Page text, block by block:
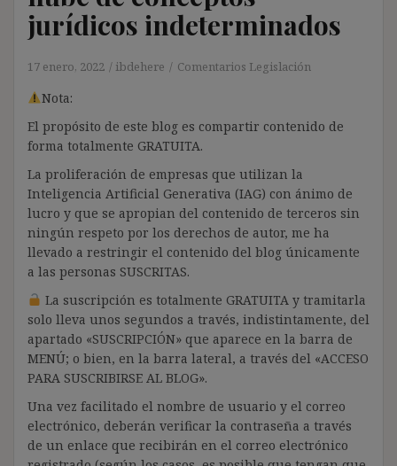
jurídicos indeterminados
17 enero, 2022 ibdehere Comentarios Legislación
Nota:
El propósito de este blog es compartir contenido de
forma totalmente GRATUITA.
La proliferación de empresas que utilizan la
Inteligencia Artificial Generativa (IAG) con ánimo de
lucro y que se apropian del contenido de terceros sin
ningún respeto por los derechos de autor, me ha
llevado a restringir el contenido del blog únicamente
a las personas SUSCRITAS.
La suscripción es totalmente GRATUITA y tramitarla
solo lleva unos segundos a través, indistintamente, del
apartado «SUSCRIPCIÓN» que aparece en la barra de
MENÚ; o bien, en la barra lateral, a través del «ACCESO
PARA SUSCRIBIRSE AL BLOG».
Una vez facilitado el nombre de usuario y el correo
electrónico, deberán verificar la contraseña a través
de un enlace que recibirán en el correo electrónico